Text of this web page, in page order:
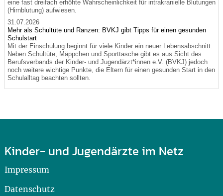
eine fast dreifach erhöhte Wahrscheinlichkeit für intrakranielle Blutungen
(Hirnblutung) aufwiesen.
31.07.2026
Mehr als Schultüte und Ranzen: BVKJ gibt Tipps für einen gesunden
Schulstart
Mit der Einschulung beginnt für viele Kinder ein neuer Lebensabschnitt.
Neben Schultüte, Mäppchen und Sporttasche gibt es aus Sicht des
Berufsverbands der Kinder- und Jugendärzt*innen e.V. (BVKJ) jedoch
noch weitere wichtige Punkte, die Eltern für einen gesunden Start in den
Schulalltag beachten sollten.
Kinder- und Jugendärzte im Netz
Impressum
Datenschutz